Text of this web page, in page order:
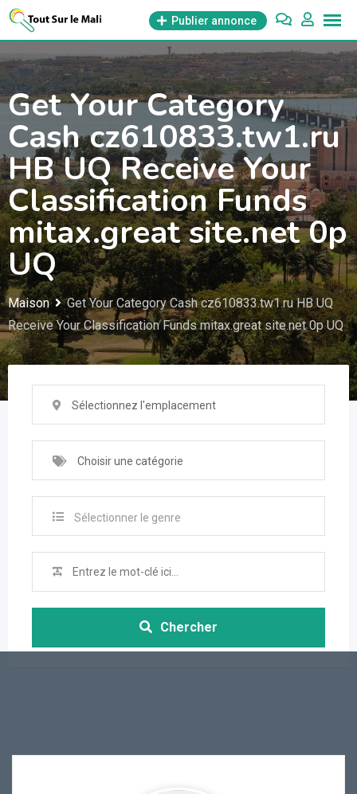
Aller
contenu
Publier annonce
Get Your Category
Cash cz610833.tw1.ru
HB UQ Receive Your
Classification Funds
mitax.great site.net 0p
UQ
Maison
Get Your Category Cash cz610833.tw1.ru HB UQ
Receive Your Classification Funds mitax.great site.net 0p UQ
Sélectionnez l'emplacement
Choisir une catégorie
Sélectionner le genre
Chercher